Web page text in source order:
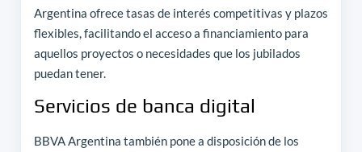
Argentina ofrece tasas de interés competitivas y plazos
flexibles, facilitando el acceso a financiamiento para
aquellos proyectos o necesidades que los jubilados
puedan tener.
Servicios de banca digital
BBVA Argentina también pone a disposición de los